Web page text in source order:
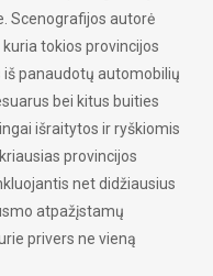
Scenografijos autorė
tokios provincijos
panaudotų automobilių
bei kitus buities
išraitytos ir ryškiomis
provincijos
net didžiausius
atpažįstamų
privers ne vieną